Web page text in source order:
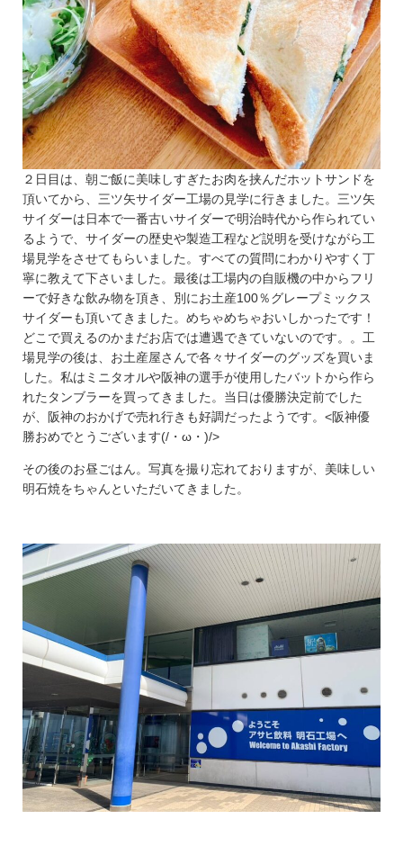
２日目は、朝ご飯に美味しすぎたお肉を挟んだホットサンドを
頂いてから、三ツ矢サイダー工場の見学に行きました。三ツ矢
サイダーは日本で一番古いサイダーで明治時代から作られてい
るようで、サイダーの歴史や製造工程など説明を受けながら工
場見学をさせてもらいました。すべての質問にわかりやすく丁
寧に教えて下さいました。最後は工場内の自販機の中からフリ
ーで好きな飲み物を頂き、別にお土産100％グレープミックス
サイダーも頂いてきました。めちゃめちゃおいしかったです！
どこで買えるのかまだお店では遭遇できていないのです。。工
場見学の後は、お土産屋さんで各々サイダーのグッズを買いま
した。私はミニタオルや阪神の選手が使用したバットから作ら
れたタンブラーを買ってきました。当日は優勝決定前でした
が、阪神のおかげで売れ行きも好調だったようです。<阪神優
勝おめでとうございます(/・ω・)/>
その後のお昼ごはん。写真を撮り忘れておりますが、美味しい
明石焼をちゃんといただいてきました。